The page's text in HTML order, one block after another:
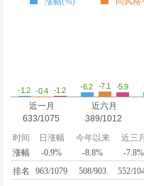
-1.2 -0.4 -1.2
近一月
633/1075
-6.2 -7.1 -5.9
近六月
389/1012
时间 日涨幅 今年以来
近三
涨幅
-0.9% -8.8%
-7.8%
排名
963/1079 508/903 552/